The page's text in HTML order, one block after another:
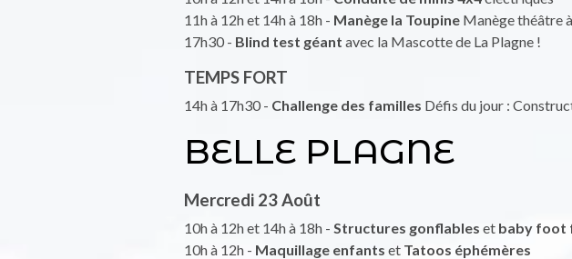
11h à 12h et 14h à 18h - Manège la Toupine Manège théâtre
17h30 - Blind test géant avec la Mascotte de La Plagne !
TEMPS FORT
14h à 17h30 - Challenge des familles Défis du jour :
BELLE PLAGNE
Mercredi 23 Août
10h à 12h et 14h à 18h - Structures gonflables et baby foot
10h à 12h - Maquillage enfants et Tatoos éphémères